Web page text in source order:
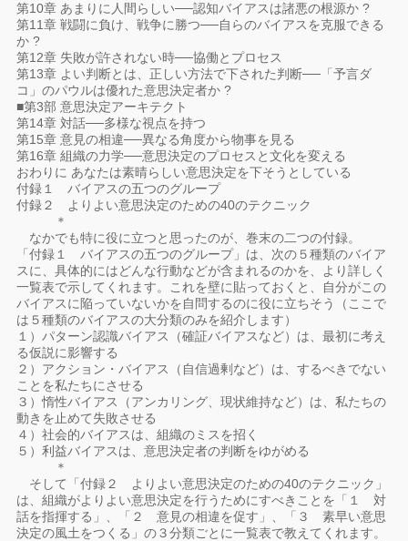
第10章 あまりに人間らしい──認知バイアスは諸悪の根源か ?
第11章 戦闘に負け、戦争に勝つ──自らのバイアスを克服できる
か ?
第12章 失敗が許されない時──協働とプロセス
第13章 よい判断とは、正しい方法で下された判断──「予言ダ
コ」のパウルは優れた意思決定者か ?
■第3部 意思決定アーキテクト
第14章 対話──多様な視点を持つ
第15章 意見の相違──異なる角度から物事を見る
第16章 組織の力学──意思決定のプロセスと文化を変える
おわりに あなたは素晴らしい意思決定を下そうとしている
付録１ バイアスの五つのグループ
付録２ よりよい意思決定のための40のテクニック
＊
なかでも特に役に立つと思ったのが、巻末の二つの付録。
「付録１ バイアスの五つのグループ」は、次の５種類のバイア
スに、具体的にはどんな行動などが含まれるのかを、より詳しく
一覧表で示してくれます。これを壁に貼っておくと、自分がこの
バイアスに陥っていないかを自問するのに役に立ちそう（ここで
は５種類のバイアスの大分類のみを紹介します）
１）パターン認識バイアス（確証バイアスなど）は、最初に考え
る仮説に影響する
２）アクション・バイアス（自信過剰など）は、するべきでない
ことを私たちにさせる
３）惰性バイアス（アンカリング、現状維持など）は、私たちの
動きを止めて失敗させる
４）社会的バイアスは、組織のミスを招く
５）利益バイアスは、意思決定者の判断をゆがめる
＊
そして「付録２ よりよい意思決定のための40のテクニック」
は、組織がよりよい意思決定を行うためにすべきことを「１ 対
話を指揮する」、「２ 意見の相違を促す」、「３ 素早い意思
決定の風土をつくる」の３分類ごとに一覧表で教えてくれます。